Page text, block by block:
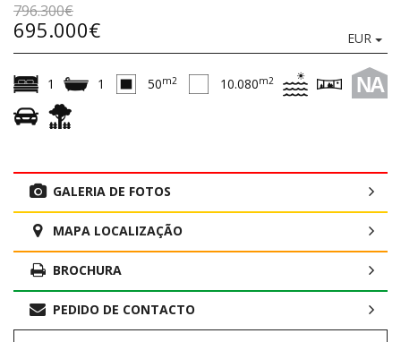
796.300€
695.000€ EUR
NA
1 1 50m2 10.080m2
GALERIA DE FOTOS
MAPA LOCALIZAÇÃO
BROCHURA
PEDIDO DE CONTACTO